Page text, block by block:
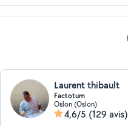
Laurent thibault
Factotum
Oslon (Oslon)
4,6/5 (129 avis)